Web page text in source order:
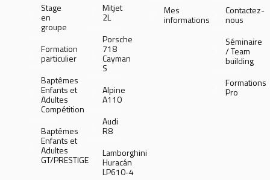
Stage
en
groupe
Formation
particulier
Baptêmes
Enfants et
Adultes
Compétition
Baptêmes
Enfants et
Adultes
GT/PRESTIGE
Mitjet
2L
Porsche
718
Cayman
S
Alpine
A110
Audi
R8
Lamborghini
Huracán
LP610-4
Mes
informations
Contactez-
nous
Séminaire
/ Team
building
Formations
Pro